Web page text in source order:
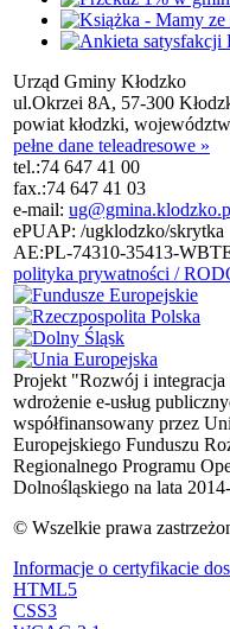
Urząd Gminy Kłodzko
ul.Okrzei 8A, 57-300
powiat kłodzki,
pełne dane teleadresowe »
tel.:74 647 41 00
fax.:74 647 41 03
e-mail:
ePUAP: /ugklodzko/skrytka
AE:PL-74310-35413-
polityka prywatności /
Projekt "Rozwój i
wdrożenie e-usług
współfinansowany przez
Europejskiego Funduszu
Regionalnego Programu
Dolnośląskiego na lata
© Wszelkie prawa
Informacje o certyfikacie
HTML5
CSS3